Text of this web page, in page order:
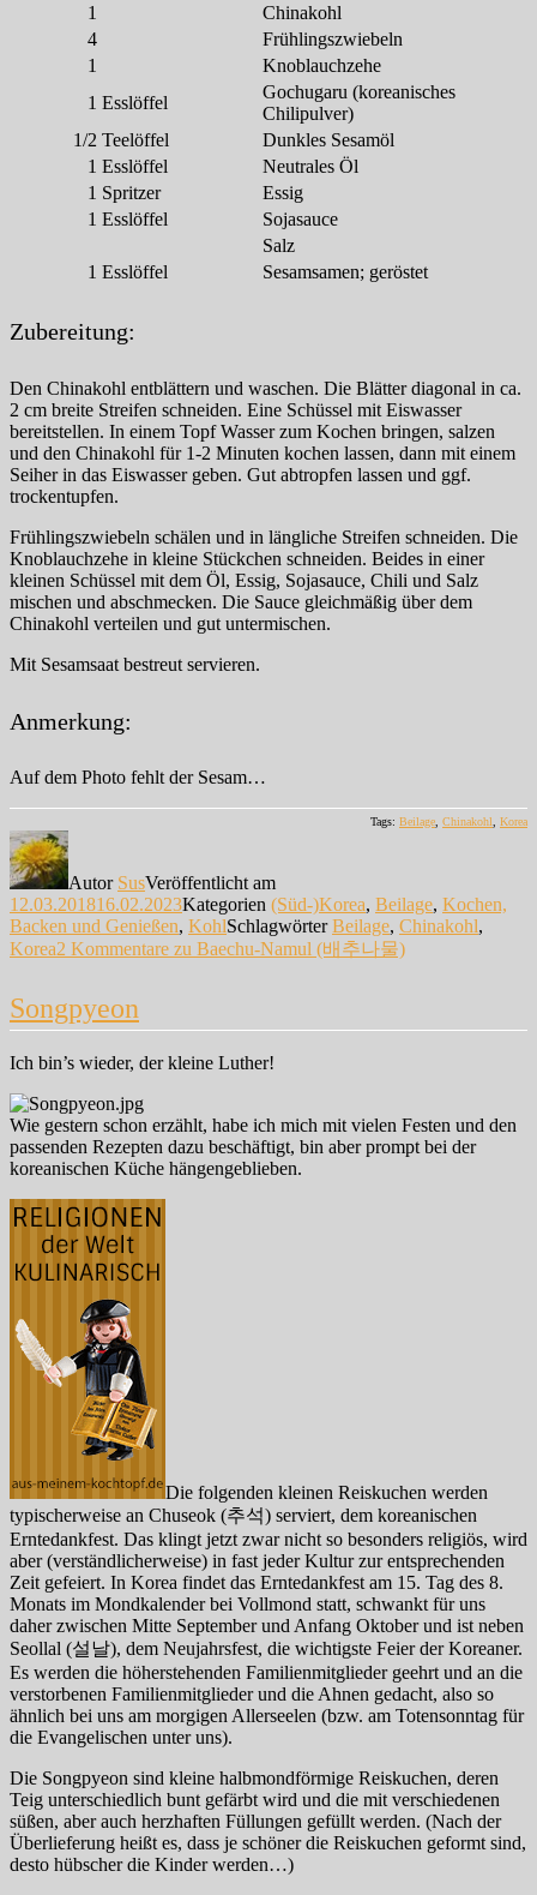
1
Chinakohl
4
Frühlingszwiebeln
1
Knoblauchzehe
1 Esslöffel
Gochugaru (koreanisches
Chilipulver)
1/2 Teelöffel
Dunkles Sesamöl
1 Esslöffel
Neutrales Öl
1 Spritzer
Essig
1 Esslöffel
Sojasauce
Salz
1 Esslöffel Sesamsamen; geröstet
Zubereitung:
Den Chinakohl entblättern und waschen. Die Blätter diagonal in ca.
2 cm breite Streifen schneiden. Eine Schüssel mit Eiswasser
bereitstellen. In einem Topf Wasser zum Kochen bringen, salzen
und den Chinakohl für 1-2 Minuten kochen lassen, dann mit einem
Seiher in das Eiswasser geben. Gut abtropfen lassen und ggf.
trockentupfen.
Frühlingszwiebeln schälen und in längliche Streifen schneiden. Die
Knoblauchzehe in kleine Stückchen schneiden. Beides in einer
kleinen Schüssel mit dem Öl, Essig, Sojasauce, Chili und Salz
mischen und abschmecken. Die Sauce gleichmäßig über dem
Chinakohl verteilen und gut untermischen.
Mit Sesamsaat bestreut servieren.
Anmerkung:
Auf dem Photo fehlt der Sesam…
Tags: Beilage, Chinakohl, Korea
Autor SusVeröffentlicht am
12.03.201816.02.2023Kategorien (Süd-)Korea, Beilage, Kochen,
Backen und Genießen, KohlSchlagwörterBeilage, Chinakohl,
Korea2 Kommentare zu Baechu-Namul (배추나물)
Songpyeon
Ich bin’s wieder, der kleine Luther!
Wie gestern schon erzählt, habe ich mich mit vielen Festen und den
passenden Rezepten dazu beschäftigt, bin aber prompt bei der
koreanischen Küche hängengeblieben.
Die folgenden kleinen Reiskuchen werden
typischerweise an Chuseok (추석) serviert, dem koreanischen
Erntedankfest. Das klingt jetzt zwar nicht so besonders religiös, wird
aber (verständlicherweise) in fast jeder Kultur zur entsprechenden
Zeit gefeiert. In Korea findet das Erntedankfest am 15. Tag des 8.
Monats im Mondkalender bei Vollmond statt, schwankt für uns
daher zwischen Mitte September und Anfang Oktober und ist neben
Seollal (설날), dem Neujahrsfest, die wichtigste Feier der Koreaner.
Es werden die höherstehenden Familienmitglieder geehrt und an die
verstorbenen Familienmitglieder und die Ahnen gedacht, also so
ähnlich bei uns am morgigen Allerseelen (bzw. am Totensonntag für
die Evangelischen unter uns).
Die Songpyeon sind kleine halbmondförmige Reiskuchen, deren
Teig unterschiedlich bunt gefärbt wird und die mit verschiedenen
süßen, aber auch herzhaften Füllungen gefüllt werden. (Nach der
Überlieferung heißt es, dass je schöner die Reiskuchen geformt sind,
desto hübscher die Kinder werden…)